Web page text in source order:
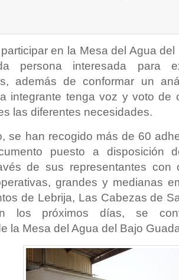
en la Mesa del Agua
persona interesada para
además de conformar un
integrante tenga voz y voto de
las diferentes necesidades.
se han recogido más de 60
puesto a disposición
de sus representantes con
grandes y medianas
de Lebrija, Las Cabezas de
los próximos días, se
la Mesa del Agua del Bajo